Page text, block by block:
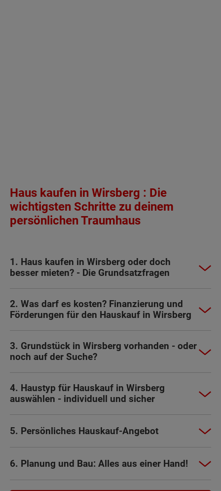
Haus kaufen in Wirsberg : Die
wichtigsten Schritte zu deinem
persönlichen Traumhaus
1. Haus kaufen in Wirsberg oder doch
besser mieten? - Die Grundsatzfragen
2. Was darf es kosten? Finanzierung und
Förderungen für den Hauskauf in Wirsberg
3. Grundstück in Wirsberg vorhanden - oder
noch auf der Suche?
4. Haustyp für Hauskauf in Wirsberg
auswählen - individuell und sicher
5. Persönliches Hauskauf-Angebot
6. Planung und Bau: Alles aus einer Hand!